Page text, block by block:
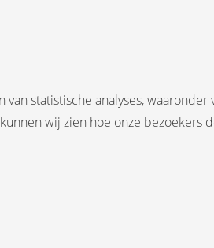
statistische analyses,
wij zien hoe onze bezoekers